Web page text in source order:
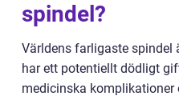
spindel?
Världens farligaste spindel
har ett potentiellt dödligt
medicinska